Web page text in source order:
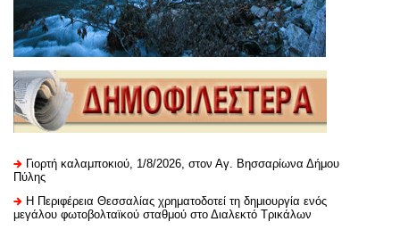
Γιορτή καλαμποκιού, 1/8/2026, στον Αγ. Βησσαρίωνα Δήμου
Πύλης
H Περιφέρεια Θεσσαλίας χρηματοδοτεί τη δημιουργία ενός
μεγάλου φωτοβολταϊκού σταθμού στο Διαλεκτό Τρικάλων